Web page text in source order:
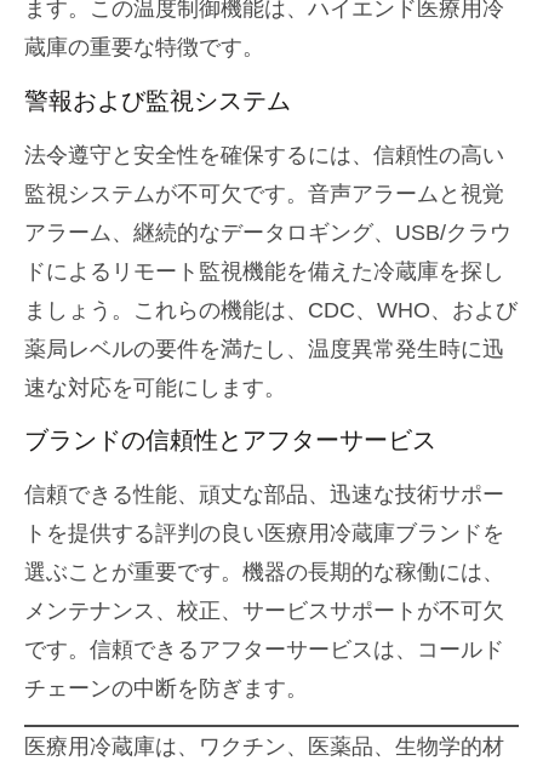
ます。この温度制御機能は、ハイエンド医療用冷
蔵庫の重要な特徴です。
警報および監視システム
法令遵守と安全性を確保するには、信頼性の高い
監視システムが不可欠です。音声アラームと視覚
アラーム、継続的なデータロギング、USB/クラウ
ドによるリモート監視機能を備えた冷蔵庫を探し
ましょう。これらの機能は、CDC、WHO、および
薬局レベルの要件を満たし、温度異常発生時に迅
速な対応を可能にします。
ブランドの信頼性とアフターサービス
信頼できる性能、頑丈な部品、迅速な技術サポー
トを提供する評判の良い医療用冷蔵庫ブランドを
選ぶことが重要です。機器の長期的な稼働には、
メンテナンス、校正、サービスサポートが不可欠
です。信頼できるアフターサービスは、コールド
チェーンの中断を防ぎます。
医療用冷蔵庫は、ワクチン、医薬品、生物学的材